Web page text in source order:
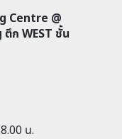
Centre @
ก WEST ชั้น
น.